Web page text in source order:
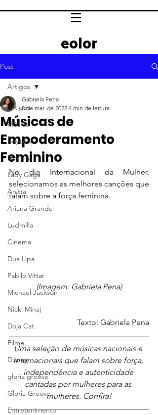
eolor
Post
Artigos
Música
Beyoncé
Notícias
Lady Gaga
Anitta
Ariana Grande
Ludmilla
Cinema
Dua Lipa
Pabllo Vittar
Michael Jackson
Nicki Minaj
Doja Cat
Filme
Disney
gloria groove
Gloria Groove
Entretenimento
Artigos
Músicas de
Empoderamento
Feminino
Gabriela Pena
8 de mar. de 2022 4 min de leitura
No dia Internacional da Mulher,
selecionamos as melhores canções que
falam sobre a força feminina.
(Imagem: Gabriela Pena)
	Texto: Gabriela Pena
Uma seleção de músicas nacionais e
internacionais que falam sobre força,
independência e autenticidade
cantadas por mulheres para as
mulheres. Confira!